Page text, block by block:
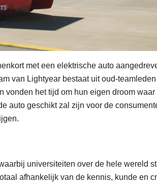
met een elektrische auto
van Lightyear bestaat uit oud-
vonden het tijd om hun eigen droom
auto geschikt zal zijn voor de
universiteiten over de hele wereld
afhankelijk van de kennis, kunde en